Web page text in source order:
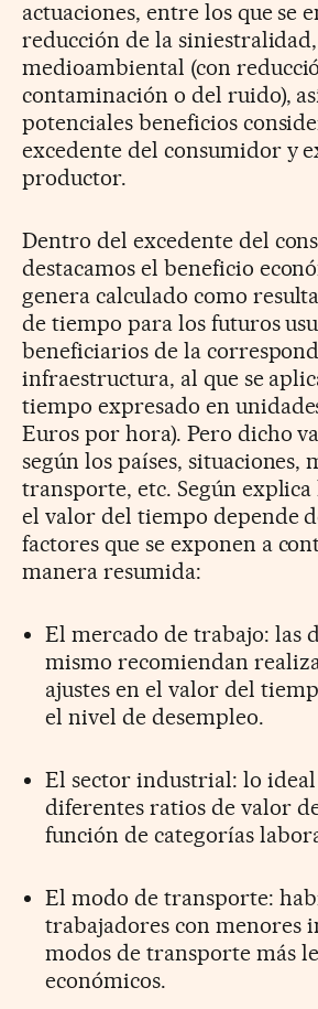
actuaciones, entre los que se
reducción de la
medioambiental (con
contaminación o del ruido),
potenciales beneficios
excedente del consumidor y
productor.
Dentro del excedente del
destacamos el beneficio
genera calculado como
de tiempo para los futuros
beneficiarios de la
infraestructura, al que se
tiempo expresado en
Euros por hora). Pero dicho
según los países, situaciones,
transporte, etc. Según
el valor del tiempo depende
factores que se exponen a
manera resumida:
El mercado de trabajo: las
mismo recomiendan
ajustes en el valor del
el nivel de desempleo.
El sector industrial: lo
diferentes ratios de valor
función de categorías
El modo de transporte:
trabajadores con menores
modos de transporte más
económicos.